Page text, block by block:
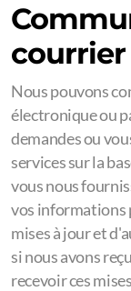
Nous pouvons
électronique ou
demandes ou
services sur la
vous nous
vos informations
mises à jour et
si nous avons
recevoir ces